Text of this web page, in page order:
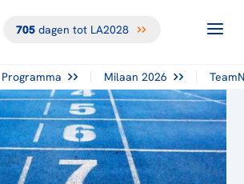
705dagen tot LA2028
Programma Milaan 2026